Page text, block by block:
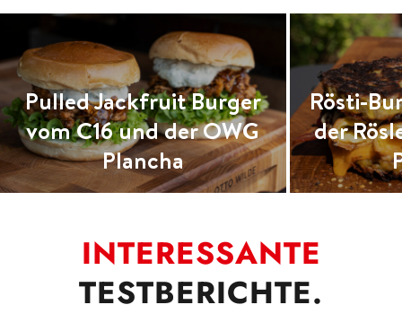
Rösti-Burger Deluxe von
der Rösle BLAZEFLAME
Plancha
Albers
INTERESSANTE
TESTBERICHTE.